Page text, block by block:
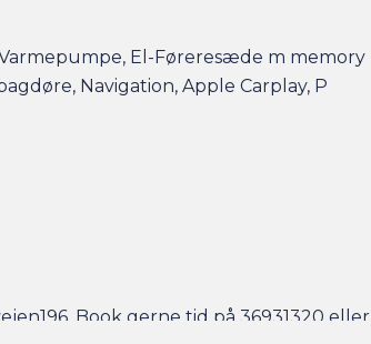
El-Føreresæde m memory
Navigation, Apple Carplay, P
Book gerne tid på 36931320 eller